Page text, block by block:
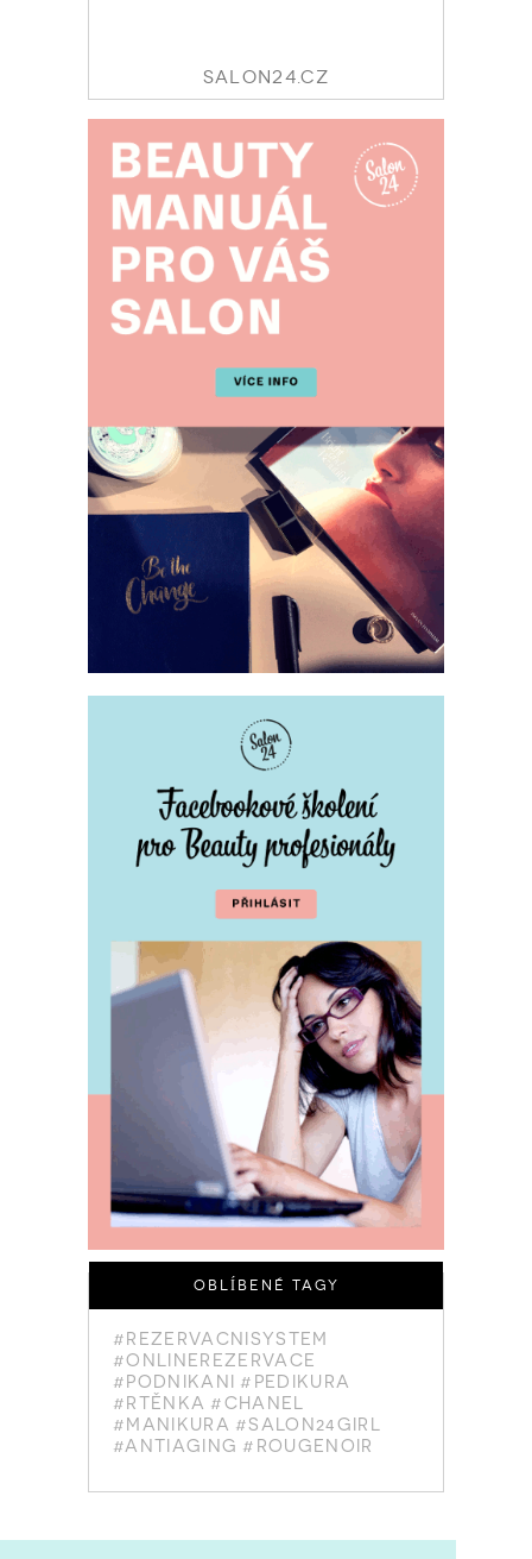
SALON24.CZ
OBLÍBENÉ TAGY
#REZERVACNISYSTEM
#ONLINEREZERVACE
#PODNIKANI #PEDIKURA
#RTĚNKA #CHANEL
#MANIKURA #SALON24GIRL
#ANTIAGING #ROUGENOIR